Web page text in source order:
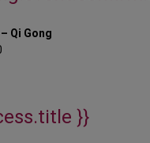
Qi Gong
}}